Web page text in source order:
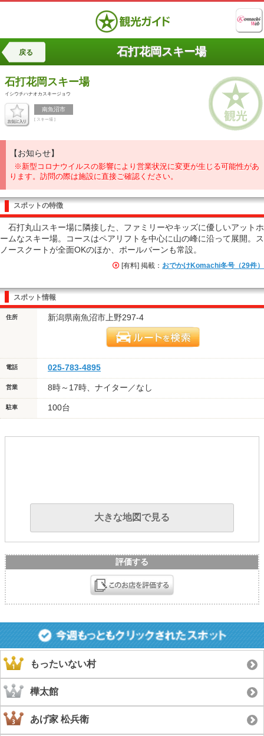
戻る 石打花岡スキー場
石打花岡スキー場
イシウチハナオカスキージョウ
南魚沼市
[ スキー場 ]
【お知らせ】
※新型コロナウイルスの影響により営業状況に変更が生じる可能性があ
ります。訪問の際は施設に直接ご確認ください。
スポットの特徴
石打丸山スキー場に隣接した、ファミリーやキッズに優しいアットホ
ームなスキー場。コースはペアリフトを中心に山の峰に沿って展開。ス
ノースクートが全面OKのほか、ポールバーンも常設。
[有料] 掲載： おでかけKomachi冬号（29件）
スポット情報
住所 新潟県南魚沼市上野297-4
電話 025-783-4895
営業 8時～17時、ナイター／なし
駐車 100台
大きな地図で見る
評価する
もったいない村
樺太館
あげ家 松兵衛